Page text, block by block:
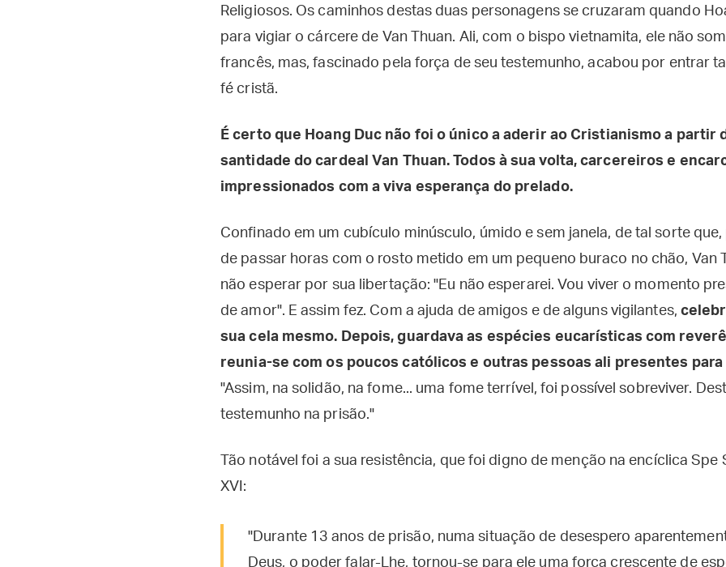
Religiosos. Os caminhos destas duas personagens se cruzaram quando
para vigiar o cárcere de Van Thuan. Ali, com o bispo vietnamita, ele não
francês, mas, fascinado pela força de seu testemunho, acabou por entrar
fé cristã.
É certo que Hoang Duc não foi o único a aderir ao Cristianismo a partir
santidade do cardeal Van Thuan. Todos à sua volta, carcereiros e
impressionados com a viva esperança do prelado.
Confinado em um cubículo minúsculo, úmido e sem janela, de tal sorte
de passar horas com o rosto metido em um pequeno buraco no chão, Van
não esperar por sua libertação: "Eu não esperarei. Vou viver o momento
de amor". E assim fez. Com a ajuda de amigos e de alguns vigilantes,
sua cela mesmo. Depois, guardava as espécies eucarísticas com
reunia-se com os poucos católicos e outras pessoas ali presentes para
"Assim, na solidão, na fome... uma fome terrível, foi possível sobreviver.
testemunho na prisão."
Tão notável foi a sua resistência, que foi digno de menção na encíclica Spe
XVI:
"Durante 13 anos de prisão, numa situação de desespero
Deus, o poder falar-Lhe, tornou-se para ele uma força crescente de